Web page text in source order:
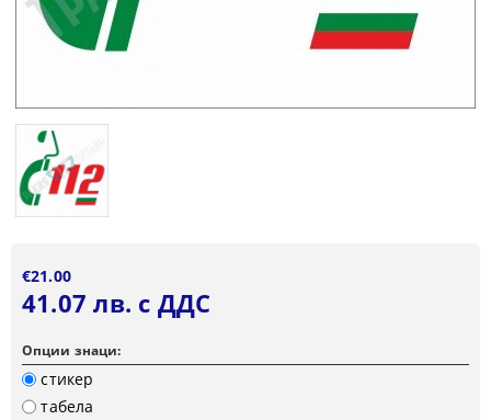
€21.00
41.07 лв. с ДДС
Опции знаци:
стикер
табела